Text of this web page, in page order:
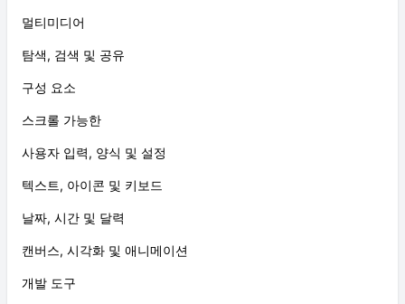
멀티미디어
탐색, 검색 및 공유
구성 요소
스크롤 가능한
사용자 입력, 양식 및 설정
텍스트, 아이콘 및 키보드
날짜, 시간 및 달력
캔버스, 시각화 및 애니메이션
개발 도구